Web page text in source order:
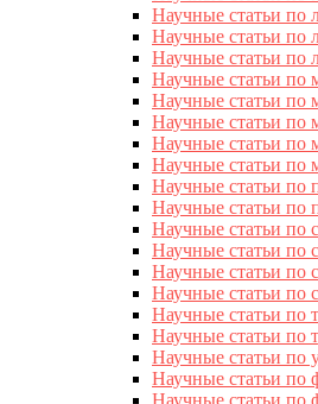
Научные статьи по
Научные статьи по
Научные статьи по
Научные статьи по
Научные статьи по
Научные статьи по
Научные статьи по
Научные статьи по
Научные статьи по
Научные статьи по
Научные статьи по
Научные статьи по
Научные статьи по
Научные статьи по
Научные статьи по
Научные статьи по
Научные статьи по
Научные статьи по
Научные статьи по